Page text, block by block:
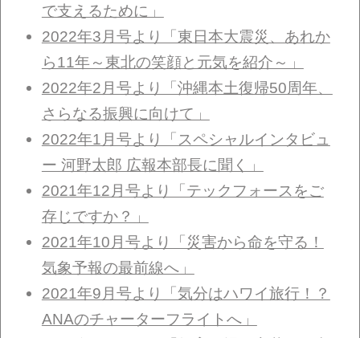
で支えるために」
2022年3月号より「東日本大震災、あれか
ら11年～東北の笑顔と元気を紹介～」
2022年2月号より「沖縄本土復帰50周年、
さらなる振興に向けて」
2022年1月号より「スペシャルインタビュ
ー 河野太郎 広報本部長に聞く」
2021年12月号より「テックフォースをご
存じですか？」
2021年10月号より「災害から命を守る！
気象予報の最前線へ」
2021年9月号より「気分はハワイ旅行！？
ANAのチャーターフライトへ」